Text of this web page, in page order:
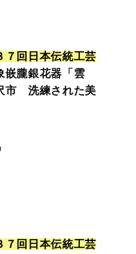
７ 回 日 本伝統工芸
朧銀花器「雲
洗練された美
７ 回 日 本伝統工芸